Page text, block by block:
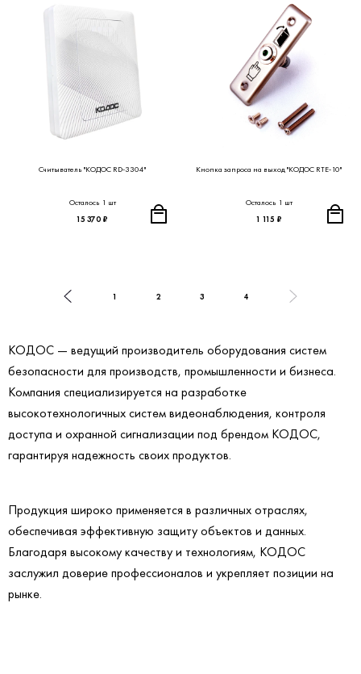
Считыватель "КОДОС RD-3304"
Осталось 1 шт
15 370 ₽
Кнопка запроса на выход "КОДОС RTE-10"
Осталось 1 шт
1 115 ₽
1 2 3 4
КОДОС — ведущий производитель оборудования систем
безопасности для производств, промышленности и бизнеса.
Компания специализируется на разработке
высокотехнологичных систем видеонаблюдения, контроля
доступа и охранной сигнализации под брендом КОДОС,
гарантируя надежность своих продуктов.
Продукция широко применяется в различных отраслях,
обеспечивая эффективную защиту объектов и данных.
Благодаря высокому качеству и технологиям, КОДОС
заслужил доверие профессионалов и укрепляет позиции на
рынке.